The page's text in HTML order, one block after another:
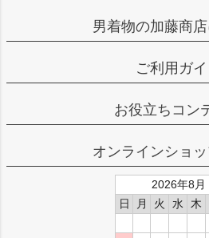
男着物の加藤商
ご利用ガ
お役立ちコン
オンラインショ
2026年8月
日
月 火 水 木